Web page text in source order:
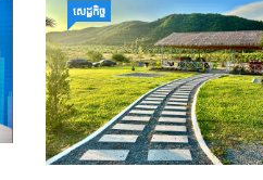
សេដ្ឋកិច្ច